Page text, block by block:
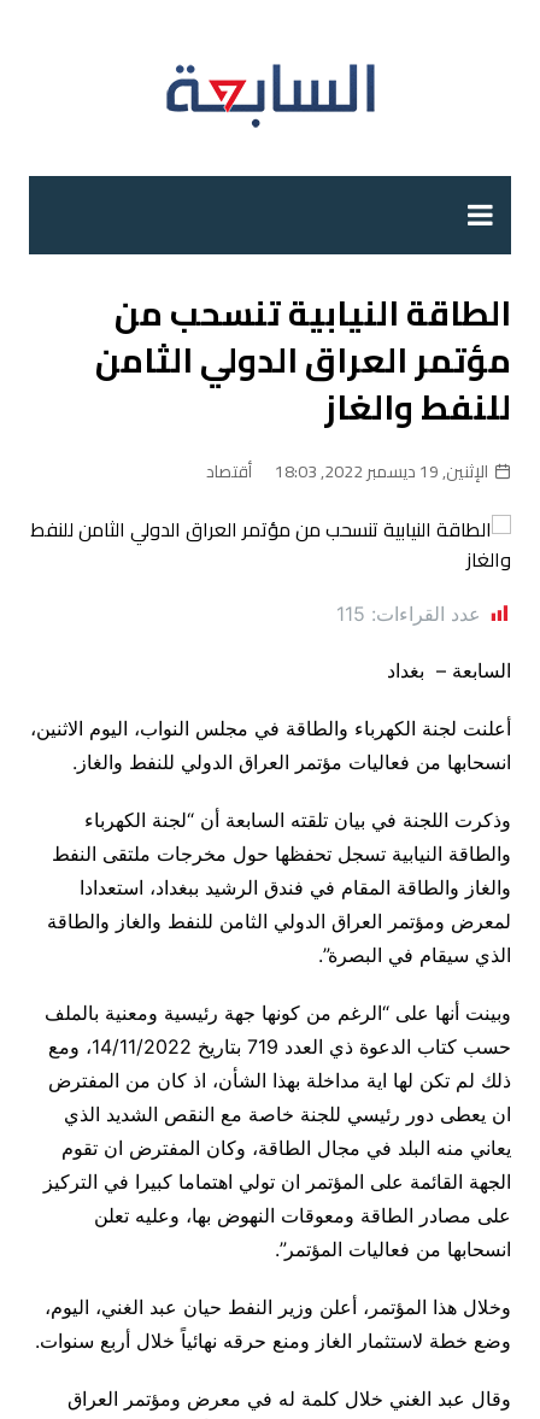
الطاقة النيابية تنسحب من
مؤتمر العراق الدولي الثامن
للنفط والغاز
الإثنين, 19 ديسمبر 2022, 18:03 أقتصاد
عدد القراءات: 115
السابعة – بغداد
أعلنت لجنة الكهرباء والطاقة في مجلس النواب، اليوم الاثنين،
انسحابها من فعاليات مؤتمر العراق الدولي للنفط والغاز.
وذكرت اللجنة في بيان تلقته السابعة أن “لجنة الكهرباء
والطاقة النيابية تسجل تحفظها حول مخرجات ملتقى النفط
والغاز والطاقة المقام في فندق الرشيد ببغداد، استعدادا
لمعرض ومؤتمر العراق الدولي الثامن للنفط والغاز والطاقة
الذي سيقام في البصرة”.
وبينت أنها على “الرغم من كونها جهة رئيسية ومعنية بالملف
حسب كتاب الدعوة ذي العدد 719 بتاريخ 14/11/2022، ومع
ذلك لم تكن لها اية مداخلة بهذا الشأن، اذ كان من المفترض
ان يعطى دور رئيسي للجنة خاصة مع النقص الشديد الذي
يعاني منه البلد في مجال الطاقة، وكان المفترض ان تقوم
الجهة القائمة على المؤتمر ان تولي اهتماما كبيرا في التركيز
على مصادر الطاقة ومعوقات النهوض بها، وعليه تعلن
انسحابها من فعاليات المؤتمر”.
وخلال هذا المؤتمر، أعلن وزير النفط حيان عبد الغني، اليوم،
وضع خطة لاستثمار الغاز ومنع حرقه نهائياً خلال أربع سنوات.
وقال عبد الغني خلال كلمة له في معرض ومؤتمر العراق